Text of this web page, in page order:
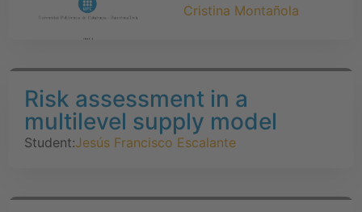
Cristina Montañola
Risk assessment in a
multilevel supply model
Student:Jesús Francisco Escalante